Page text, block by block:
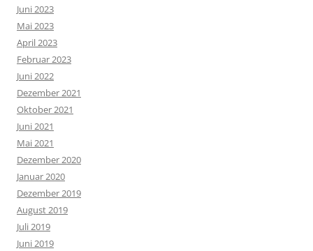
Juni 2023
Mai 2023
April 2023
Februar 2023
Juni 2022
Dezember 2021
Oktober 2021
Juni 2021
Mai 2021
Dezember 2020
Januar 2020
Dezember 2019
August 2019
Juli 2019
Juni 2019